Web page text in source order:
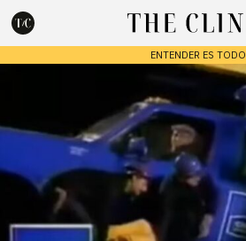
ENTENDER ES TODO
Escribe lo que deseas y presiona enter para buscar